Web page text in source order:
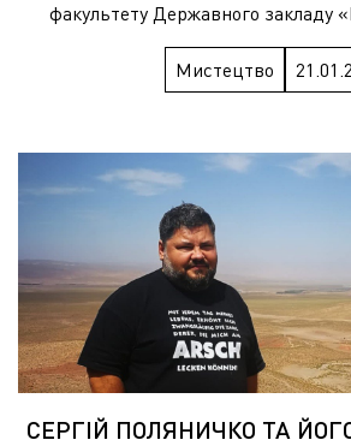
факультету Державного закладу
Мистецтво
СЕРГІЙ ПОЛЯНИЧКО ТА